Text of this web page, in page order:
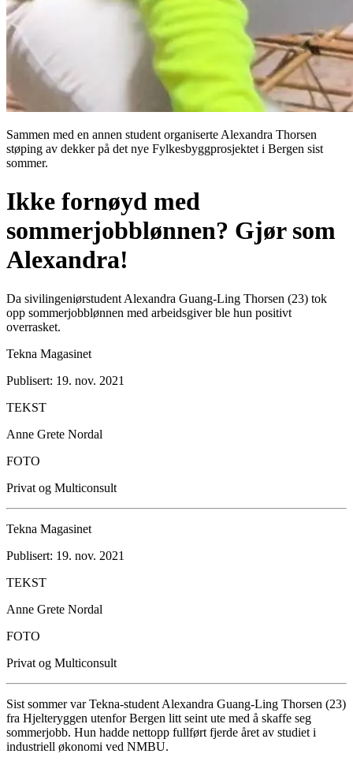
Sammen med en annen student organiserte Alexandra Thorsen
støping av dekker på det nye Fylkesbyggprosjektet i Bergen sist
sommer.
Ikke fornøyd med
sommerjobblønnen? Gjør som
Alexandra!
Da sivilingeniørstudent Alexandra Guang-Ling Thorsen (23) tok
opp sommerjobblønnen med arbeidsgiver ble hun positivt
overrasket.
Tekna Magasinet
Publisert: 19. nov. 2021
TEKST
Anne Grete Nordal
FOTO
Privat og Multiconsult
Tekna Magasinet
Publisert: 19. nov. 2021
TEKST
Anne Grete Nordal
FOTO
Privat og Multiconsult
Sist sommer var Tekna-student Alexandra Guang-Ling Thorsen (23)
fra Hjelteryggen utenfor Bergen litt seint ute med å skaffe seg
sommerjobb. Hun hadde nettopp fullført fjerde året av studiet i
industriell økonomi ved NMBU.